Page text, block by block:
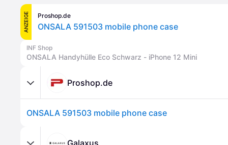
ANZEIGE Proshop.de
ONSALA 591503 mobile phone case
INF Shop
ONSALA Handyhülle Eco Schwarz - iPhone 12 Mini
Proshop.de
ONSALA 591503 mobile phone case
Galaxus